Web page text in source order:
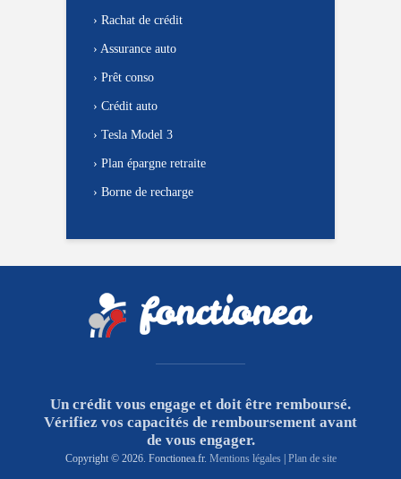
› Rachat de crédit
› Assurance auto
› Prêt conso
› Crédit auto
› Tesla Model 3
› Plan épargne retraite
› Borne de recharge
Un crédit vous engage et doit être remboursé.
Vérifiez vos capacités de remboursement avant
de vous engager.
Copyright © 2026. Fonctionea.fr. Mentions légales| Plan de site